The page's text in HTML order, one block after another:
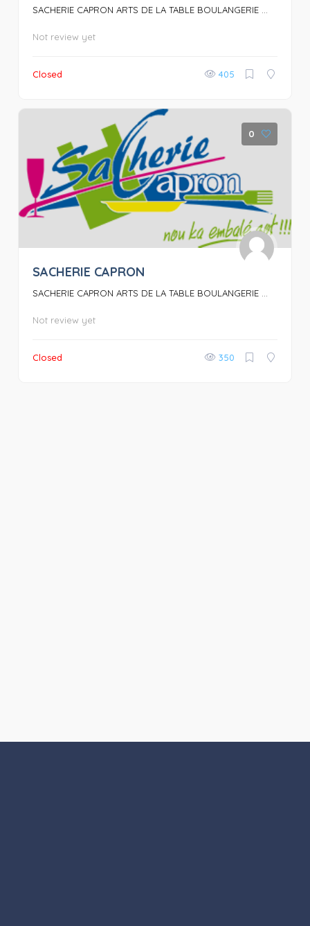
SACHERIE CAPRON ARTS DE LA TABLE BOULANGERIE ...
Not review yet
Closed 405
0
SACHERIE CAPRON
SACHERIE CAPRON ARTS DE LA TABLE BOULANGERIE ...
Not review yet
Closed 350